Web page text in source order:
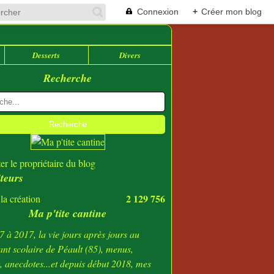
Connexion + Créer mon blog
Desserts Divers
Recherche
le propriétaire du blog
création 2 129 756
Ma p'tite cantine
à 2017, la vie jours après jours au
scolaire de Péault (85), menus,
anecdotes...et depuis début 2018, mes